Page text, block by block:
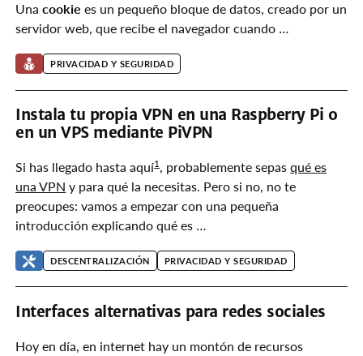
Unacookie es un pequeño bloque de datos, creado por un
servidor web, que recibe el navegador cuando …
PRIVACIDAD Y SEGURIDAD
Instala tu propia VPN en una Raspberry Pi o
en un VPS mediante PiVPN
Si has llegado hasta aquí1, probablemente sepasqué es
una VPN y para qué la necesitas. Pero si no, no te
preocupes: vamos a empezar con una pequeña
introducción explicando qué es …
DESCENTRALIZACIÓN PRIVACIDAD Y SEGURIDAD
Interfaces alternativas para redes sociales
Hoy en día, en internet hay un montón de recursos